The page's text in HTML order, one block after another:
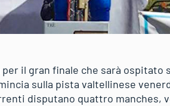
per il gran finale che sarà ospitato
sulla pista valtellinese
disputano quattro manches,